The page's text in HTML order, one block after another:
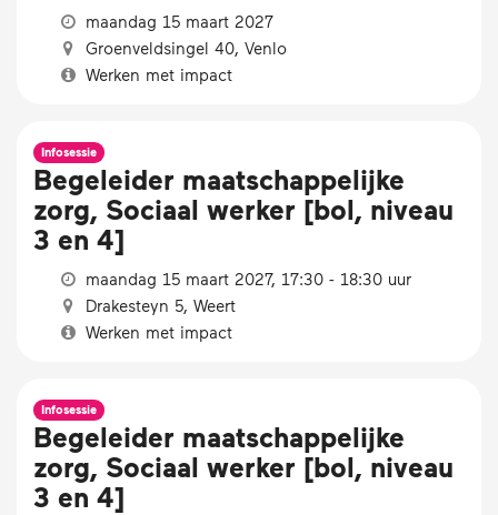
maandag 15 maart 2027
Groenveldsingel 40, Venlo
Werken met impact
Infosessie
Begeleider maatschappelijke
zorg, Sociaal werker [bol, niveau
3 en 4]
maandag 15 maart 2027, 17:30 - 18:30 uur
Drakesteyn 5, Weert
Werken met impact
Infosessie
Begeleider maatschappelijke
zorg, Sociaal werker [bol, niveau
3 en 4]